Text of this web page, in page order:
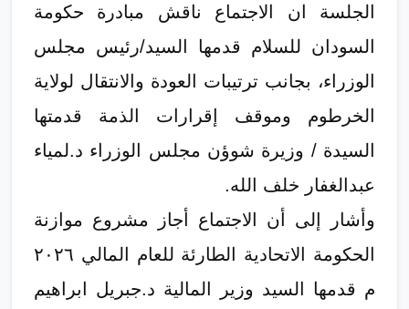
الجلسة ان الاجتماع ناقش مبادرة حكومة
السودان للسلام قدمها السيد/رئيس مجلس
الوزراء، بجانب ترتيبات العودة والانتقال لولاية
الخرطوم وموقف إقرارات الذمة قدمتها
السيدة / وزيرة شوؤن مجلس الوزراء د.لمياء
عبدالغفار خلف الله.
وأشار إلى أن الاجتماع أجاز مشروع موازنة
الحكومة الاتحادية الطارئة للعام المالي ٢٠٢٦
م قدمها السيد وزير المالية د.جبريل ابراهيم